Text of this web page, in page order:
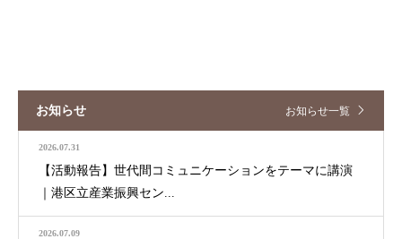
お知らせ お知らせ一覧
2026.07.31
【活動報告】世代間コミュニケーションをテーマに講演
｜港区立産業振興セン...
2026.07.09